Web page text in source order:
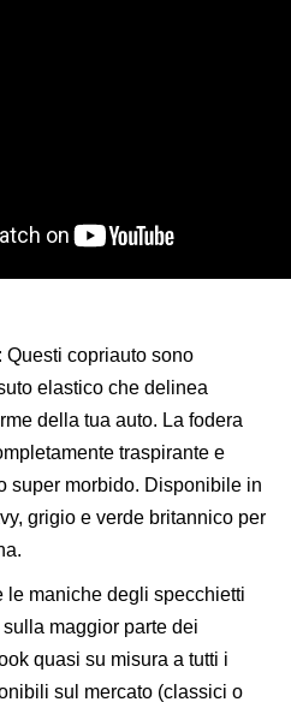
: Questi copriauto sono
elastico che delinea
della tua auto. La fodera
traspirante e
super morbido. Disponibile in
grigio e verde britannico per
le maniche degli specchietti
maggior parte dei
quasi su misura a tutti i
sul mercato (classici o